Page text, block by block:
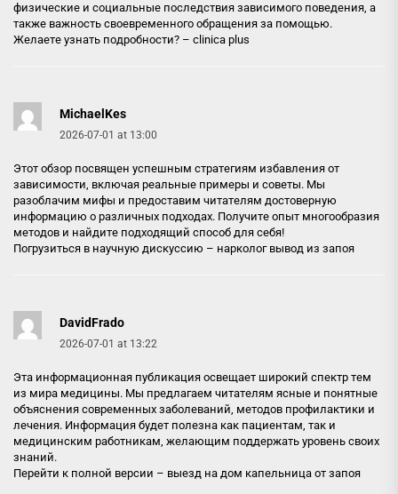
физические и социальные последствия зависимого поведения, а
также важность своевременного обращения за помощью.
Желаете узнать подробности? – clinica plus
MichaelKes
2026-07-01 at 13:00
Этот обзор посвящен успешным стратегиям избавления от
зависимости, включая реальные примеры и советы. Мы
разоблачим мифы и предоставим читателям достоверную
информацию о различных подходах. Получите опыт многообразия
методов и найдите подходящий способ для себя!
Погрузиться в научную дискуссию – нарколог вывод из запоя
DavidFrado
2026-07-01 at 13:22
Эта информационная публикация освещает широкий спектр тем
из мира медицины. Мы предлагаем читателям ясные и понятные
объяснения современных заболеваний, методов профилактики и
лечения. Информация будет полезна как пациентам, так и
медицинским работникам, желающим поддержать уровень своих
знаний.
Перейти к полной версии – выезд на дом капельница от запоя